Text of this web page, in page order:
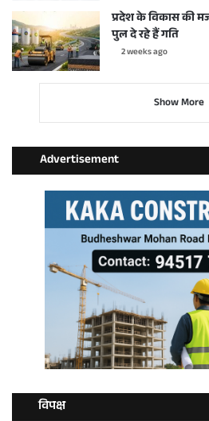
प्रदेश के विकास की
पुल दे रहे हैं गति
2 weeks ago
Show More
Advertisement
विपक्ष